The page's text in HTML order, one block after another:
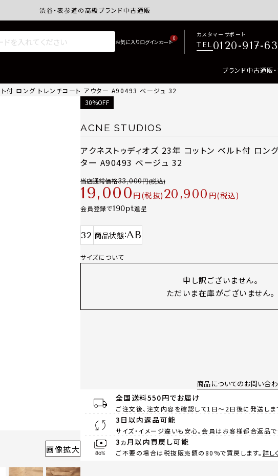
渋谷・表参道の高級ブランド中古通販サイトretro.jp商品はすべて正規品保証・返
0
カスタマーサポート
TEL0120-917-
ブランド中古通販
ト付 ロング トレンチコート アウター A90493 ベージュ 32
画像拡大
30%OFF
ACNE STUDIOS
アクネストゥディオズ 23年 コットン ベルト付 ロン
ター A90493 ベージュ 32
当店通常価格33,000
19,000 税抜 20,900 税込
会員登録で190 進呈
32 商品状態 AB
サイズについて
申し訳ございません。
ただいま在庫がございません。
商品についてのお問い合
全国送料550円でお届け
ご注文後、注文内容を確認して1日～2日後に発送しま
3日以内返品可能
サイズ・イメージ違いも安心。会員はお客様都合返品で
3ヵ月以内買戻し可能
ご不要の場合は税抜販売額の80%で買戻します。 詳し